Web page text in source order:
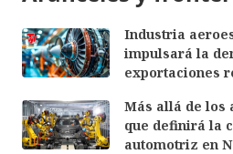
Industria
impulsará la
exportaciones
Más allá de los
que definirá la
automotriz en